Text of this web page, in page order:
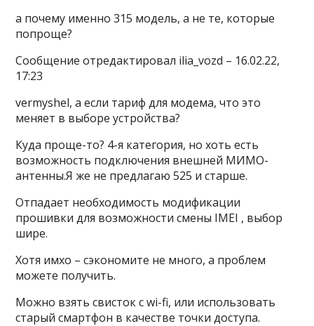
а почему именно 315 модель, а не те, которые
попроще?
Сообщение отредактировал ilia_vozd – 16.02.22,
17:23
vermyshel, а если тариф для модема, что это
меняет в выборе устройства?
Куда проще-то? 4-я категория, но хоть есть
возможность подключения внешней МИМО-
антенны.Я же не предлагаю 525 и старше.
Отпадает необходимость модификации
прошивки для возможности смены IMEI , выбор
шире.
Хотя имхо – сэкономите не много, а проблем
можете получить.
Можно взять свисток с wi-fi, или использовать
старый смартфон в качестве точки доступа.